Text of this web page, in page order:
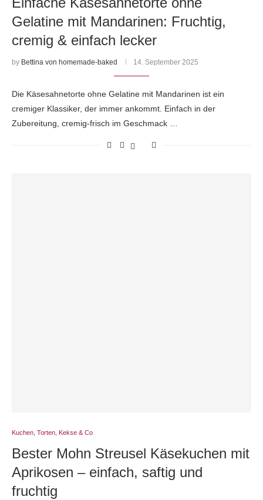
Gelatine mit Mandarinen: Fruchtig,
cremig & einfach lecker
by Bettina von homemade-baked 14. September 2025
Die Käsesahnetorte ohne Gelatine mit Mandarinen ist ein
cremiger Klassiker, der immer ankommt. Einfach in der
Zubereitung, cremig-frisch im Geschmack …
Kuchen, Torten, Kekse & Co
Bester Mohn Streusel Käsekuchen mit
Aprikosen – einfach, saftig und
fruchtig